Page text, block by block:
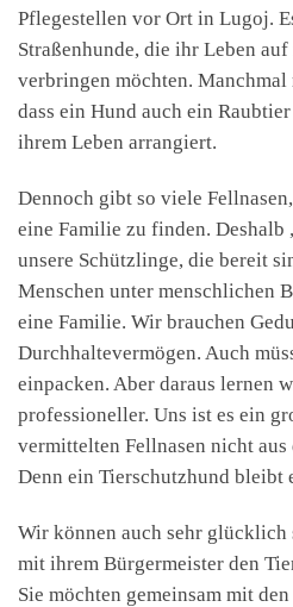
Pflegestellen vor Ort in Lugoj.
Straßenhunde, die ihr Leben
verbringen möchten. Manchmal
dass ein Hund auch ein
ihrem Leben arrangiert.
Dennoch gibt so viele
eine Familie zu finden. Deshalb
unsere Schützlinge, die bereit
Menschen unter menschlichen
eine Familie. Wir brauchen
Durchhaltevermögen. Auch
einpacken. Aber daraus lernen
professioneller. Uns ist es ein
vermittelten Fellnasen nicht
Denn ein Tierschutzhund bleibt
Wir können auch sehr glücklich
mit ihrem Bürgermeister den
Sie möchten gemeinsam mit